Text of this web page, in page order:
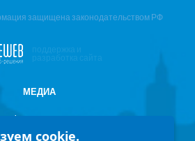
защищена законодательством РФ
поддержка и
разработка сайта
МЕДИА
Фотоотчеты
в СМИ
cookie.